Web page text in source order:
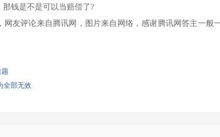
那钱是不是可以当赔偿了?
友评论来自腾讯网，图片来自网络，感谢腾讯网答主一般
全部无效